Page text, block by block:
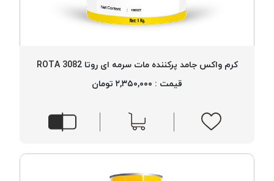
کرم واکس جامد پرکننده مات سرمه ای روتا 3082 ROTA
قیمت : ۲,۳۵۰,۰۰۰ تومان